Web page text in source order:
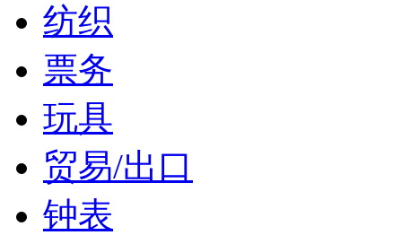
纺织
票务
玩具
贸易/出口
钟表